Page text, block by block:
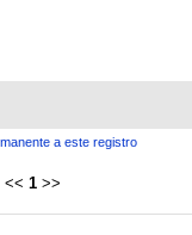
a este registro
<< 1 >>